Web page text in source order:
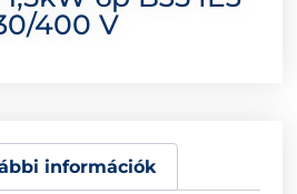
400 V
információk